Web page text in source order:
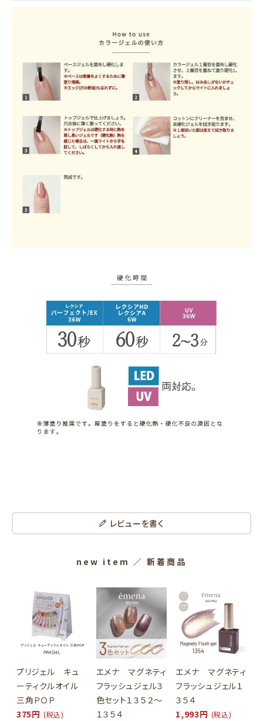
レビューを書く
new item ／ 新着商品
プリジェル キュ
ーティクルオイル
三角ＰＯＰ
375円 (税込)
エメナ マグネティ
フラッシュジェル３
色セット１３５２～
１３５４
エメナ マグネティ
フラッシュジェル１
３５４
1,993円 (税込)